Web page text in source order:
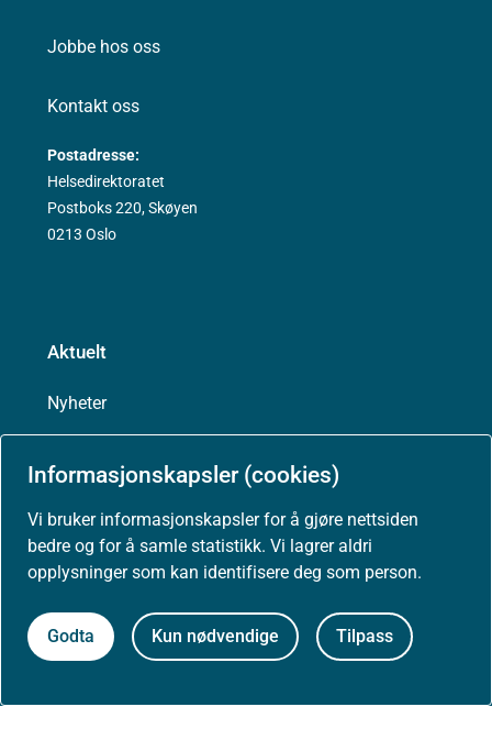
Informasjonskapsler (cookies)
Vi bruker informasjonskapsler for å gjøre nettsiden
bedre og for å samle statistikk. Vi lagrer aldri
opplysninger som kan identifisere deg som person.
Godta Kun nødvendige Tilpass
Jobbe hos oss
Kontakt oss
Postadresse:
Helsedirektoratet
Postboks 220, Skøyen
0213 Oslo
Aktuelt
Nyheter
Arrangementer
Høringer
Presse
Om nettstedet